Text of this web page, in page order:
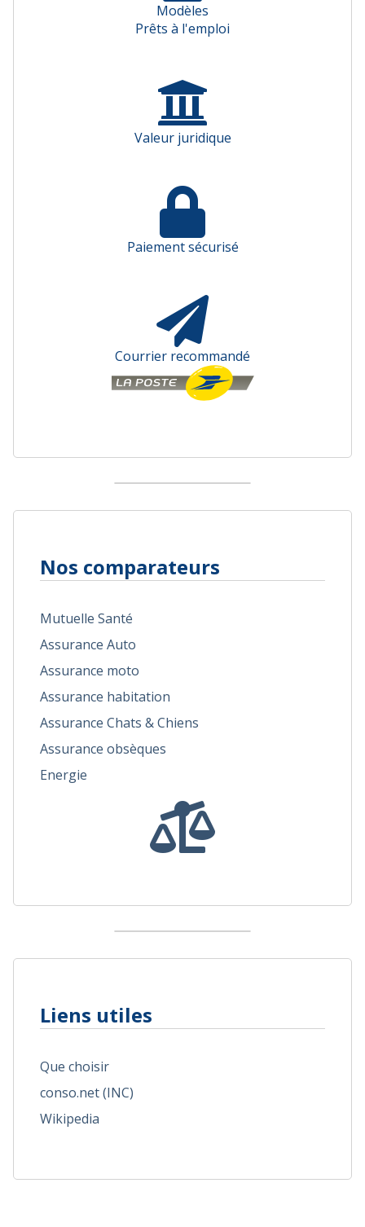
Modèles
Prêts à l'emploi
Valeur juridique
Paiement sécurisé
Courrier recommandé
Nos comparateurs
Mutuelle Santé
Assurance Auto
Assurance moto
Assurance habitation
Assurance Chats & Chiens
Assurance obsèques
Energie
Liens utiles
Que choisir
conso.net (INC)
Wikipedia